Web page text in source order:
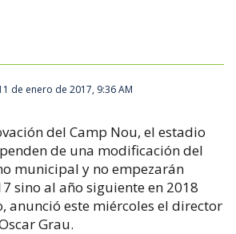
de enero de 2017, 9:36 AM
del Camp Nou, el estadio
de una modificación del
municipal y no empezarán
sino al año siguiente en 2018
anunció este miércoles el director
Grau.